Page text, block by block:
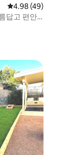
평점 4.98점(5점 만점
4.98 (49)
답고 편안